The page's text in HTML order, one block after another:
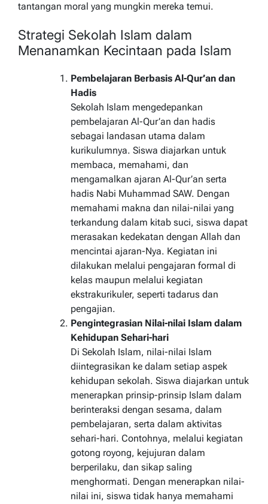
tantangan moral yang mungkin mereka temui.
Strategi Sekolah Islam dalam
Menanamkan Kecintaan pada Islam
Pembelajaran Berbasis Al-Qur’an dan
Hadis
Sekolah Islam mengedepankan
pembelajaran Al-Qur’an dan hadis
sebagai landasan utama dalam
kurikulumnya. Siswa diajarkan untuk
membaca, memahami, dan
mengamalkan ajaran Al-Qur’an serta
hadis Nabi Muhammad SAW. Dengan
memahami makna dan nilai-nilai yang
terkandung dalam kitab suci, siswa dapat
merasakan kedekatan dengan Allah dan
mencintai ajaran-Nya. Kegiatan ini
dilakukan melalui pengajaran formal di
kelas maupun melalui kegiatan
ekstrakurikuler, seperti tadarus dan
pengajian.
Pengintegrasian Nilai-nilai Islam dalam
Kehidupan Sehari-hari
Di Sekolah Islam, nilai-nilai Islam
diintegrasikan ke dalam setiap aspek
kehidupan sekolah. Siswa diajarkan untuk
menerapkan prinsip-prinsip Islam dalam
berinteraksi dengan sesama, dalam
pembelajaran, serta dalam aktivitas
sehari-hari. Contohnya, melalui kegiatan
gotong royong, kejujuran dalam
berperilaku, dan sikap saling
menghormati. Dengan menerapkan nilai-
nilai ini, siswa tidak hanya memahami